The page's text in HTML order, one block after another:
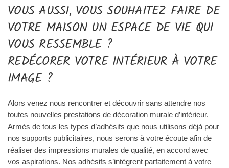
VOUS AUSSI, VOUS SOUHAITEZ FAIRE DE
VOTRE MAISON UN ESPACE DE VIE QUI
VOUS RESSEMBLE ?
REDÉCORER VOTRE INTÉRIEUR À VOTRE
IMAGE ?
Alors venez nous rencontrer et découvrir sans attendre nos
toutes nouvelles prestations de décoration murale d’intérieur.
Armés de tous les types d’adhésifs que nous utilisons déjà pour
nos supports publicitaires, nous serons à votre écoute afin de
réaliser des impressions murales de qualité, en accord avec
vos aspirations. Nos adhésifs s’intègrent parfaitement à votre